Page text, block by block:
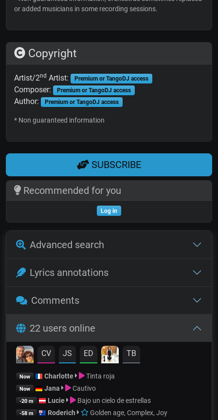
or added musicians in some recording sessions.
Copyright
Artist/2nd Artist: Premium or TangoDJ access
Composer: Premium or TangoDJ access
Author: Premium or TangoDJ access
* Non guaranteed information
SUBSCRIBE
Recommended for you
Log in
Advanced search
Lyrics annotations
Comments
22 users online
CV JS ED TB
Now Charlotte Tinta roja
Now Jana Cautivo
-20 m Lucie Bajo un cielo de estrellas
-58 m Roderich Golden age, Complex, Joy